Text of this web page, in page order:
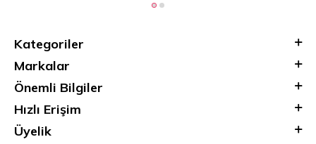
Kategoriler
Markalar
Önemli Bilgiler
Hızlı Erişim
Üyelik